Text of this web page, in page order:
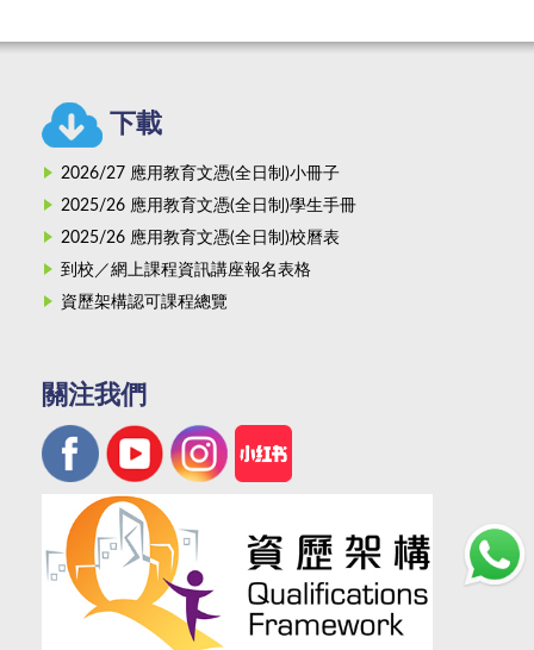
下載
2026/27 應用教育文憑(全日制)小冊子
2025/26 應用教育文憑(全日制)學生手冊
2025/26 應用教育文憑(全日制)校曆表
到校／網上課程資訊講座報名表格
資歷架構認可課程總覽
關注我們